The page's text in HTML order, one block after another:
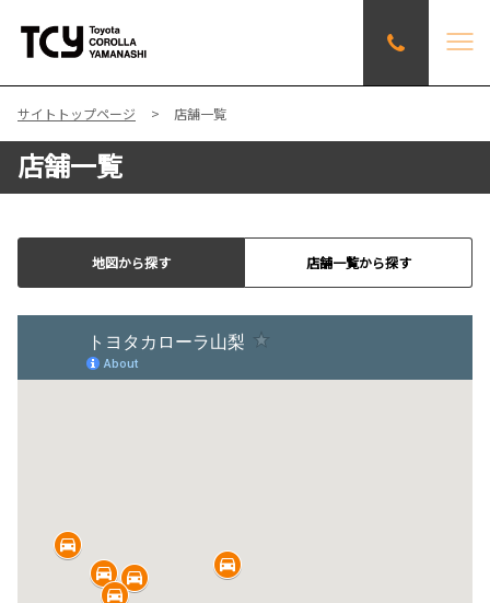
サイトトップページ 店舗一覧
店舗一覧
地図から探す 店舗一覧から探す